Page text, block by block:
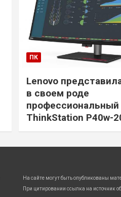
ПК
Lenovo
в своем роде
ThinkStation P40w-
На сайте могут быть опубликованы
При цитировании ссылка на источник